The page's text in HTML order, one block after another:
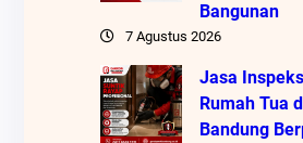
Bangunan
7 Agustus 2026
Jasa
Rumah Tua
Bandung